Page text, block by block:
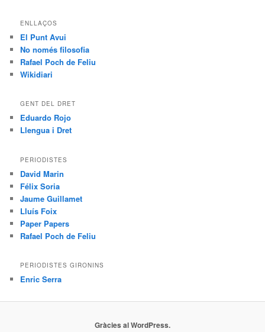
ENLLAÇOS
El Punt Avui
No només filosofia
Rafael Poch de Feliu
Wikidiari
GENT DEL DRET
Eduardo Rojo
Llengua i Dret
PERIODISTES
David Marin
Félix Soria
Jaume Guillamet
Lluís Foix
Paper Papers
Rafael Poch de Feliu
PERIODISTES GIRONINS
Enric Serra
Gràcies al WordPress.